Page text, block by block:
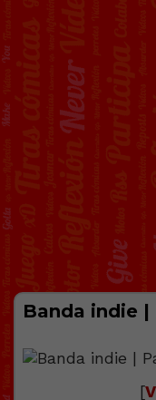
Banda indie |
[